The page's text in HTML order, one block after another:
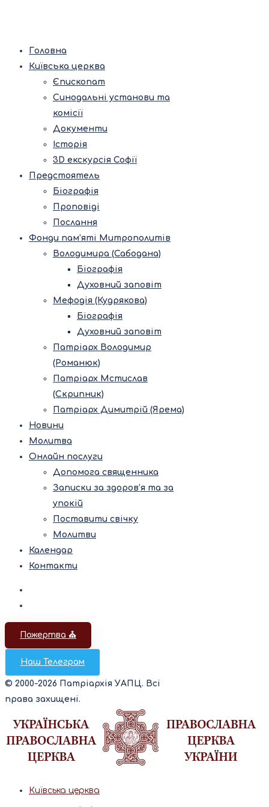
Головна
Київська церква
Єпископат
Синодальні установи та
комісії
Документи
Історія
3D екскурсія Софії
Предстоятель
Біографія
Проповіді
Послання
Фонди пам’яті Митрополитів
Володимира (Сабодана)
Біографія
Духовний заповіт
Мефодія (Кудрякова)
Біографія
Духовний заповіт
Патріарх Володимир
(Романюк)
Патріарх Мстислав
(Скрипник)
Патріарх Димитрій (Ярема)
Новини
Молитва
Онлайн послуги
Допомога священника
Записки за здоров’я та за
упокій
Поставити свічку
Молитви
Календар
Контакти
Пожертва ⛪️
Наш Телеграм
© 2000-2026 Патріархія УАПЦ. Всі
права захищені.
Київська церква